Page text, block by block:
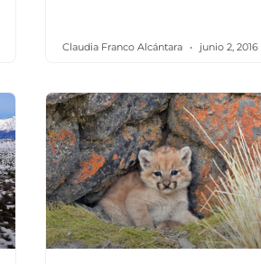
Claudia Franco Alcántara junio 2, 2016